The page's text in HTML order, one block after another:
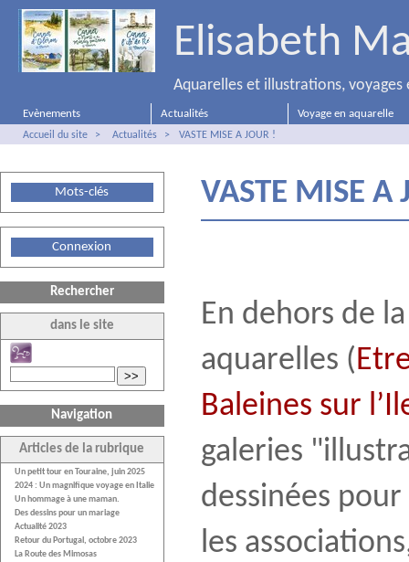
Elisabeth
Aquarelles et illustrations, voyages
Evènements Actualités Voyage en aquarelle
Accueil du site > Actualités > VASTE MISE A JOUR !
VASTE MISE A
En dehors de
aquarelles (
Baleines sur
galeries
dessinées
les
Mots-clés
Connexion
Rechercher
dans le site
>>
Navigation
Articles de la rubrique
Un petit tour en Touraine, juin 2025
2024 : Un magnifique voyage en Italie
Un hommage à une maman.
Des dessins pour un mariage
Actualité 2023
Retour du Portugal, octobre 2023
La Route des Mimosas